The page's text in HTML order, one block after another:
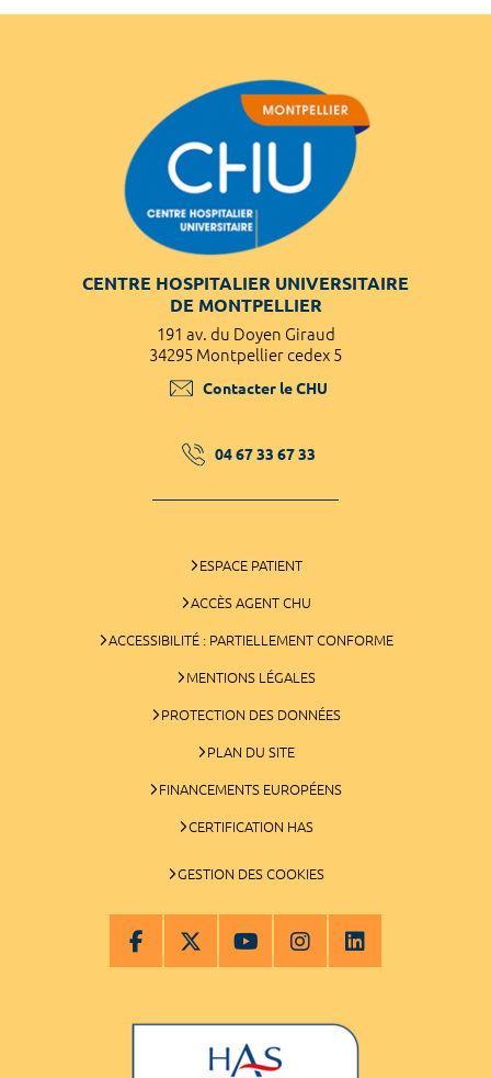
CENTRE HOSPITALIER UNIVERSITAIRE
DE MONTPELLIER
191 av. du Doyen Giraud
34295 Montpellier cedex 5
Contacter le CHU
04 67 33 67 33
ESPACE PATIENT
ACCÈS AGENT CHU
ACCESSIBILITÉ : PARTIELLEMENT CONFORME
MENTIONS LÉGALES
PROTECTION DES DONNÉES
PLAN DU SITE
FINANCEMENTS EUROPÉENS
CERTIFICATION HAS
GESTION DES COOKIES